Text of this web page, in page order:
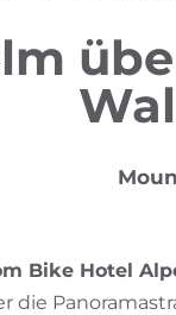
Bike Hotel
die